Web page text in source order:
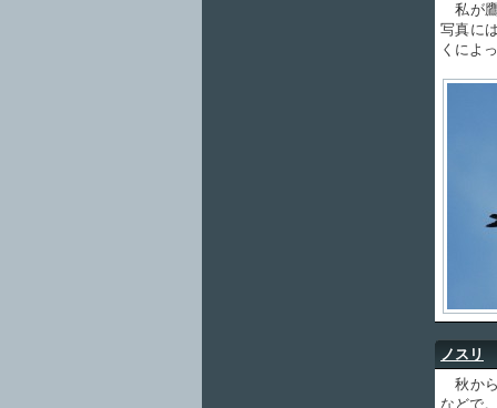
私が鷹
写真に
くによ
ノスリ
秋から
などで。